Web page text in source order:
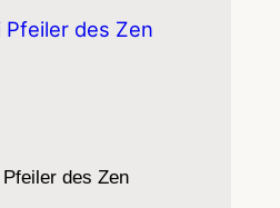
des Zen